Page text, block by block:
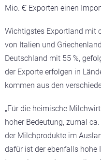
Mio. Ꞓ Exporten einen
Wichtigstes Exportland mit
von Italien und
Deutschland mit 55 %,
der Exporte erfolgen in
kommen aus den
„Für die heimische
hoher Bedeutung, zumal
der Milchprodukte im
dafür ist der ebenfalls hohe